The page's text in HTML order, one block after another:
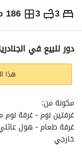
3
3 186 م2 ⃁
630,000
التفاصيل
دور للبيع في
هذا
مكونة من:
خارجي